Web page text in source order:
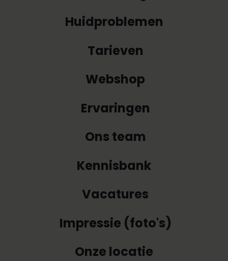
Huidproblemen
Tarieven
Webshop
Ervaringen
Ons team
Kennisbank
Vacatures
Impressie (foto's)
Onze locatie